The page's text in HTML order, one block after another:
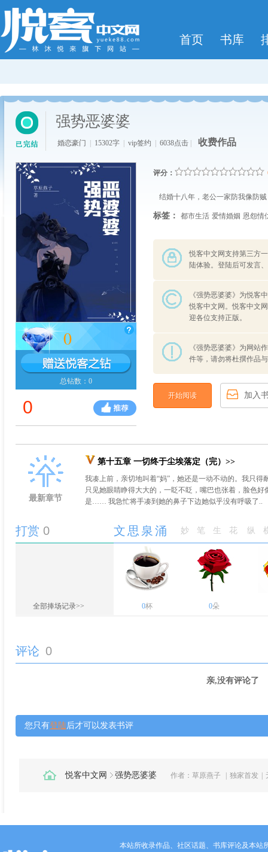
首页 书库
强势恶婆婆
婚恋豪门 15302字 vip签约 6038点击 收费作品
0
总钻数：0
0
评分：
结婚十八年，老公一家防我像防
标签： 都市生活 爱情婚姻 恩怨情
悦客中文网支持第三方
陆体验。登陆后可发言
《强势恶婆婆》为悦客
悦客中文网。悦客中文
迎各位支持正版。
《强势恶婆婆》为网站
件等，请勿将杜撰作品
开始阅读 加入
最新章节
第十五章 一切终于尘埃落定（完）>>
我凑上前，亲切地叫着“妈”，她还是一动不动的。我只
只见她眼睛睁得大大的，一眨不眨，嘴巴也张着，脸色
是…… 我急忙将手凑到她的鼻子下边她似乎没有呼吸了..
打赏 0 文思泉涌 妙笔生花 纵
全部捧场记录>> 0杯 0朵
评论 0
亲,没有评论了
您只有登陆后才可以发表书评
悦客中文网 强势恶婆婆 作者： 草原燕子 独家首发
本站所收录作品、社区话题、书库评论及本站